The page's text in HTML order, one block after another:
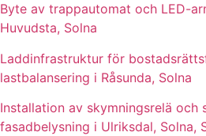
Byte av trappautomat och LED-
Huvudsta, Solna
Laddinfrastruktur för
lastbalansering i Råsunda, Solna
Installation av skymningsrelä och
fasadbelysning i Ulriksdal, Solna,